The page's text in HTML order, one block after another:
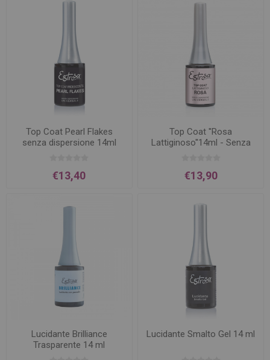
Top Coat Pearl Flakes
senza dispersione 14ml
€13,40
Top Coat ''Rosa
Lattiginoso''14ml - Senza
€13,90
Lucidante Brilliance
Trasparente 14 ml
Lucidante Smalto Gel 14 ml